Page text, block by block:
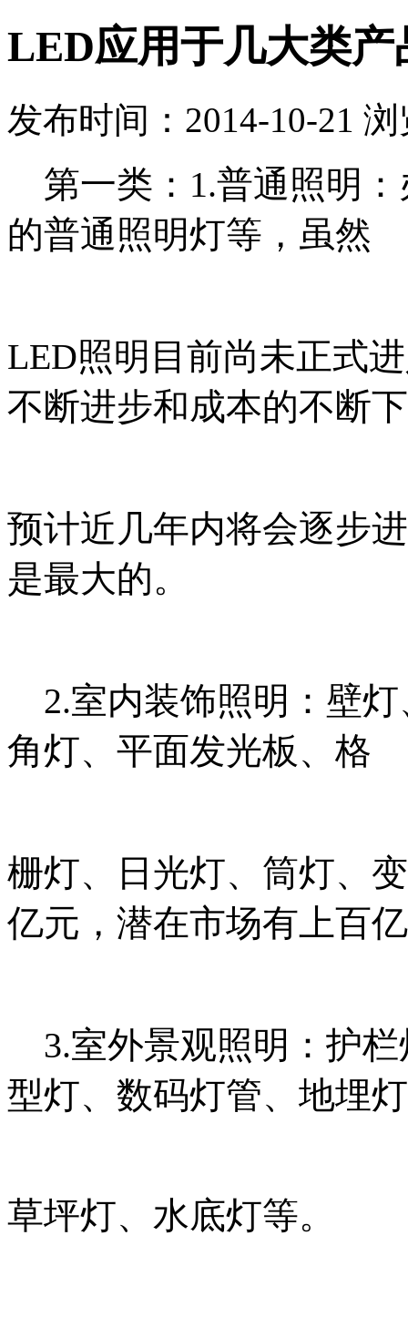
LED应用于几大类产
发布时间：2014-10-21
第一类： 1.普通照明
的普通照明灯等，虽然
LED照明 目前尚未正式
不断进步和成本的不断
预计近几年内将会逐步
是最大的。
2.室内装饰照明：壁灯
角灯、平面发光板、格
栅灯、日光灯、筒灯、
亿元，潜在市场有上百
3.室外景观照明：护栏
型灯、数码灯管、地埋
草坪灯、水底灯等。